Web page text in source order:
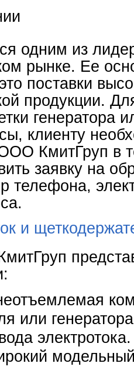
одним из
рынке. Ее
поставки
продукции.
генератора
клиенту
КмитГруп в
заявку на
телефона,
и
или